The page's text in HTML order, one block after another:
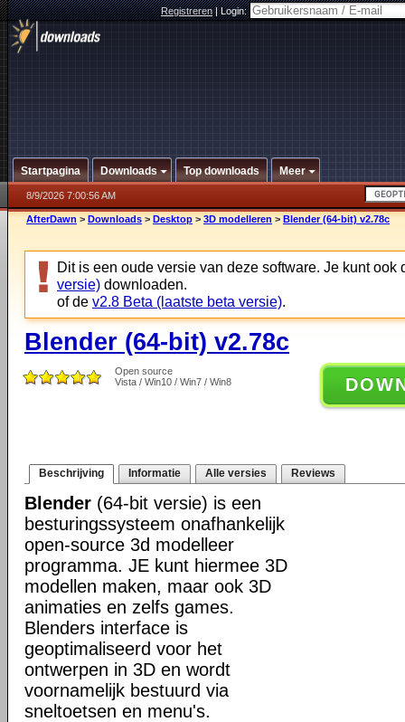
Registreren|Login:
Startpagina Downloads Top downloads Meer
8/9/2026 7:00:56 AM
AfterDawn > Downloads > Desktop > 3D modelleren > Blender (64-bit) v2.78c
Dit is een oude versie van deze software. Je kunt ook
versie) downloaden.
of de v2.8 Beta (laatste beta versie).
Blender (64-bit) v2.78c
Open source
Vista / Win10 / Win7 / Win8
Beschrijving Informatie Alle versies Reviews
Blender (64-bit versie) is een
besturingssysteem onafhankelijk
open-source 3d modelleer
programma. JE kunt hiermee 3D
modellen maken, maar ook 3D
animaties en zelfs games.
Blenders interface is
geoptimaliseerd voor het
ontwerpen in 3D en wordt
voornamelijk bestuurd via
sneltoetsen en menu's.